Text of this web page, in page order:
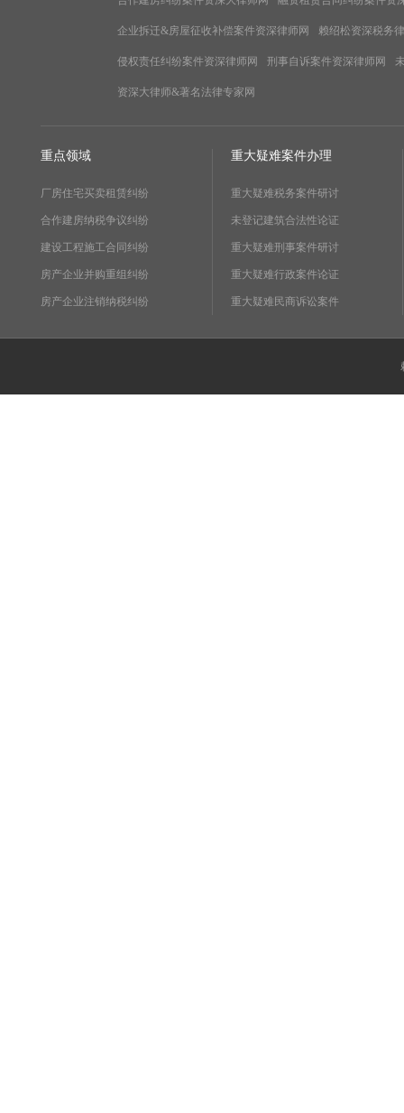
企业拆迁&房屋征收补偿案件资深律师网 赖绍松资深税务
侵权责任纠纷案件资深律师网 刑事自诉案件资深律师网
资深大律师&著名法律专家网
重点领域
厂房住宅买卖租赁纠纷
合作建房纳税争议纠纷
建设工程施工合同纠纷
房产企业并购重组纠纷
房产企业注销纳税纠纷
重大疑难案件办理
重大疑难税务案件研讨
未登记建筑合法性论证
重大疑难刑事案件研讨
重大疑难行政案件论证
重大疑难民商诉讼案件